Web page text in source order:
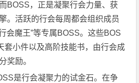
BOSS，正是凝聚行会力量、获
。活跃的行会每周都会组织成员
会魔王”等专属BOSS。这些BOS
套小件以及高阶技能书，由行会成
奖励。
是行会凝聚力的试金石。在争